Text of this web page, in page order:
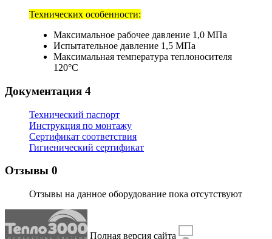
Технических особенности:
Максимальное рабочее давление 1,0 МПа
Испытательное давление 1,5 МПа
Максимальная температура теплоносителя
120°С
Документация 4
Технический паспорт
Инструкция по монтажу
Сертификат соответствия
Гигиенический сертификат
Отзывы 0
Отзывы на данное оборудование пока отсутствуют
Полная версия сайта